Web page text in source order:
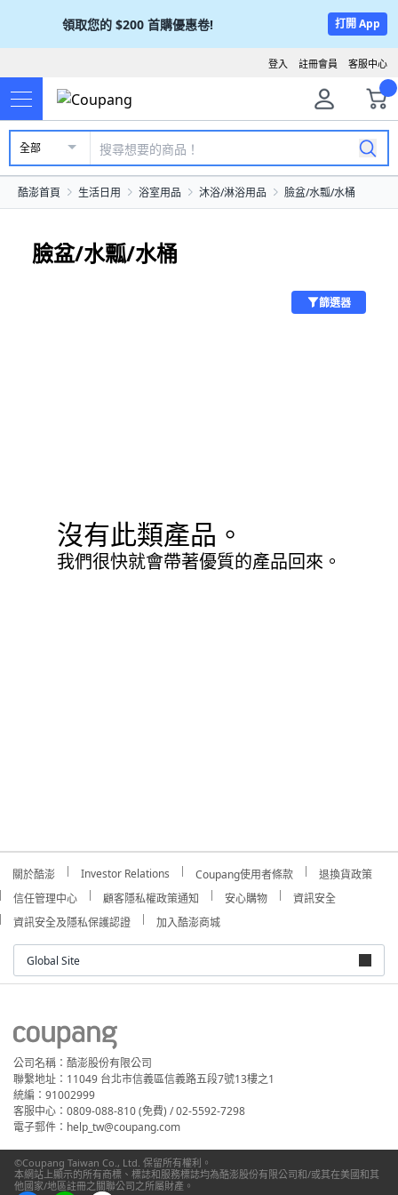
領取您的 $200 首購優惠卷! 打開 App
客服中心
註冊會員
登入
全部
酷澎首頁 生活日用 浴室用品 沐浴/淋浴用品 臉盆/水瓢/水桶
臉盆/水瓢/水桶
篩選器
沒有此類產品。
我們很快就會帶著優質的產品回來。
關於酷澎 Investor Relations Coupang使用者條款
退換貨政策
信任管理中心
顧客隱私權政策通知 安心購物
資訊安全
資訊安全及隱私保護認證
加入酷澎商城
Global Site
公司名稱：酷澎股份有限公司
聯繫地址：11049 台北市信義區信義路五段7號13樓之1
統編：91002999
客服中心：0809-088-810 (免費) / 02-5592-7298
電子郵件：help_tw@coupang.com
©Coupang Taiwan Co., Ltd. 保留所有權利。
本網站上顯示的所有商標、標誌和服務標誌均為酷澎股份有限公司和/或其在美國和其
他國家/地區註冊之關聯公司之所屬財產。